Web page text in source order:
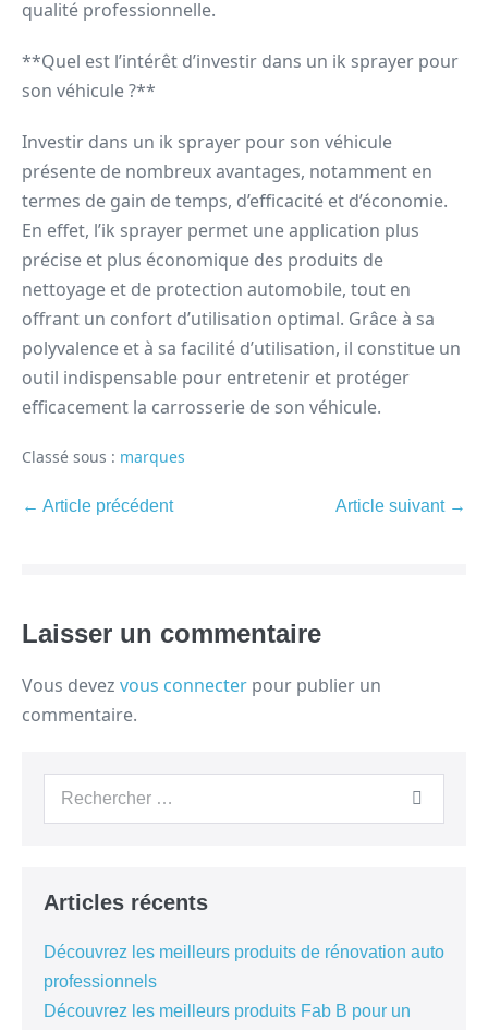
qualité professionnelle.
**Quel est l’intérêt d’investir dans un ik sprayer pour
son véhicule ?**
Investir dans un ik sprayer pour son véhicule
présente de nombreux avantages, notamment en
termes de gain de temps, d’efficacité et d’économie.
En effet, l’ik sprayer permet une application plus
précise et plus économique des produits de
nettoyage et de protection automobile, tout en
offrant un confort d’utilisation optimal. Grâce à sa
polyvalence et à sa facilité d’utilisation, il constitue un
outil indispensable pour entretenir et protéger
efficacement la carrosserie de son véhicule.
Classé sous : marques
← Article précédent Article suivant →
Laisser un commentaire
Vous devez vous connecter pour publier un
commentaire.
Articles récents
Découvrez les meilleurs produits de rénovation auto
professionnels
Découvrez les meilleurs produits Fab B pour un